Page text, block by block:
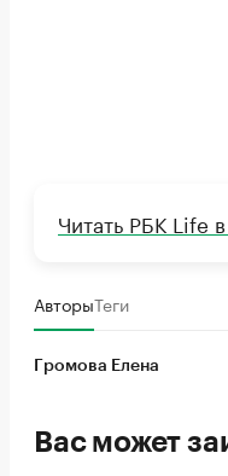
Читать РБК Life
АвторыТеги
Громова Елена
Вас может